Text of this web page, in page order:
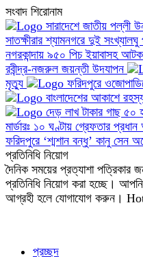
সংবাদ শিরোনাম
সারাদেশে জাতীয় পল্লী
সাতক্ষীরার শ্যামনগরে দুই সংখ্যালঘু
নগরকান্দায় ৯৫০ পিচ ইয়াবাসহ
রবীন্দ্র-নজরুল জয়ন্তী উদযাপন
মৃত্যু
ফরিদপুরে
বাংলাদেশের আকাশে
দেড় লাখ টাকার গাছ ৫০
মার্ডারঃ ১০ ঘণ্টায় গ্রেফতার
ফরিদপুরে ‘শ্মশান বন্ধু’ কানু সেন
প্রতিনিধি নিয়োগ
দৈনিক সময়ের প্রত্যাশা পত্রিকার
প্রতিনিধি নিয়োগ করা হচ্ছে।
আগ্রহী হলে যোগাযোগ করুন।
প্রচ্ছদ